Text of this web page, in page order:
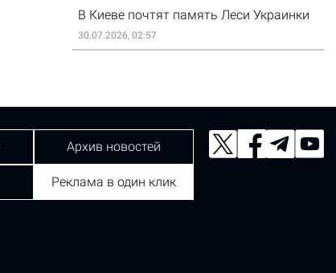
В Киеве почтят память Леси Украинки
30.07.2026, 02:57
Архив новостей
Реклама в один клик